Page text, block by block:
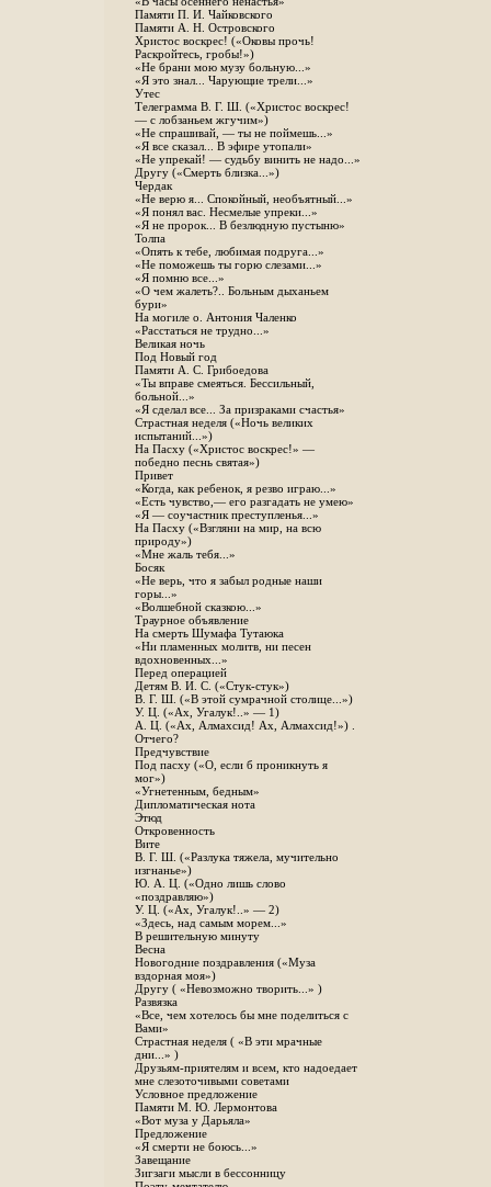
Памяти П. И. Чайковского
Памяти А. Н. Островского
Христос воскрес! («Оковы прочь!
Раскройтесь, гробы!»)
«Не брани мою музу больную...»
«Я это знал... Чарующие трели...»
Утес
Телеграмма В. Г. Ш. («Христос воскрес!
— с лобзаньем жгучим»)
«Не спрашивай, — ты не поймешь...»
«Я все сказал... В эфире утопали»
«Не упрекай! — судьбу винить не надо...»
Другу («Смерть близка...»)
Чердак
«Не верю я... Спокойный, необъятный...»
«Я понял вас. Несмелые упреки...»
«Я не пророк... В безлюдную пустыню»
Толпа
«Опять к тебе, любимая подруга...»
«Не поможешь ты горю слезами...»
«Я помню все...»
«О чем жалеть?.. Больным дыханьем
бури»
На могиле о. Антония Чаленко
«Расстаться не трудно...»
Великая ночь
Под Новый год
Памяти А. С. Грибоедова
«Ты вправе смеяться. Бессильный,
больной...»
«Я сделал все... За призраками счастья»
Страстная неделя («Ночь великих
испытаний...»)
На Пасху («Христос воскрес!» —
победно песнь святая»)
Привет
«Когда, как ребенок, я резво играю...»
«Есть чувство,— его разгадать не умею»
«Я — соучастник преступленья...»
На Пасху («Взгляни на мир, на всю
природу»)
«Мне жаль тебя...»
Босяк
«Не верь, что я забыл родные наши
горы...»
«Волшебной сказкою...»
Траурное объявление
На смерть Шумафа Тутаюка
«Ни пламенных молитв, ни песен
вдохновенных...»
Перед операцией
Детям В. И. С. («Стук-стук»)
В. Г. Ш. («В этой сумрачной столице...»)
У. Ц. («Ах, Угалук!..» — 1)
А. Ц. («Ах, Алмахсид! Ах, Алмахсид!») .
Отчего?
Предчувствие
Под пасху («О, если б проникнуть я
мог»)
«Угнетенным, бедным»
Дипломатическая нота
Этюд
Откровенность
Вите
B. Г. Ш. («Разлука тяжела, мучительно
изгнанье»)
Ю. А. Ц. («Одно лишь слово
«поздравляю»)
У. Ц. («Ах, Угалук!..» — 2)
«Здесь, над самым морем...»
В решительную минуту
Весна
Новогодние поздравления («Муза
вздорная моя»)
Другу ( «Невозможно творить...» )
Развязка
«Все, чем хотелось бы мне поделиться с
Вами»
Страстная неделя ( «В эти мрачные
дни...» )
Друзьям-приятелям и всем, кто надоедает
мне слезоточивыми советами
Условное предложение
Памяти М. Ю. Лермонтова
«Вот муза у Дарьяла»
Предложение
«Я смерти не боюсь...»
Завещание
Зигзаги мысли в бессонницу